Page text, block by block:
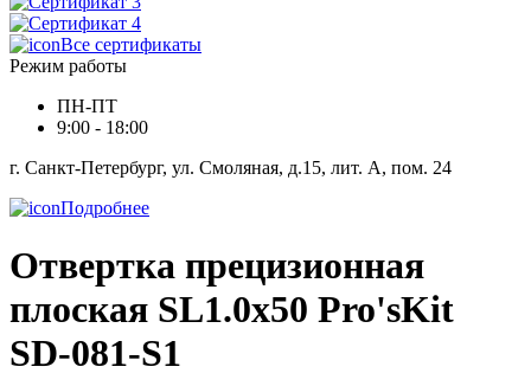
Все сертификаты
Режим работы
ПН-ПТ
9:00 - 18:00
г. Санкт-Петербург, ул. Смоляная, д.15, лит. А, пом. 24
Подробнее
Отвертка прецизионная
плоская SL1.0x50 Pro'sKit
SD-081-S1